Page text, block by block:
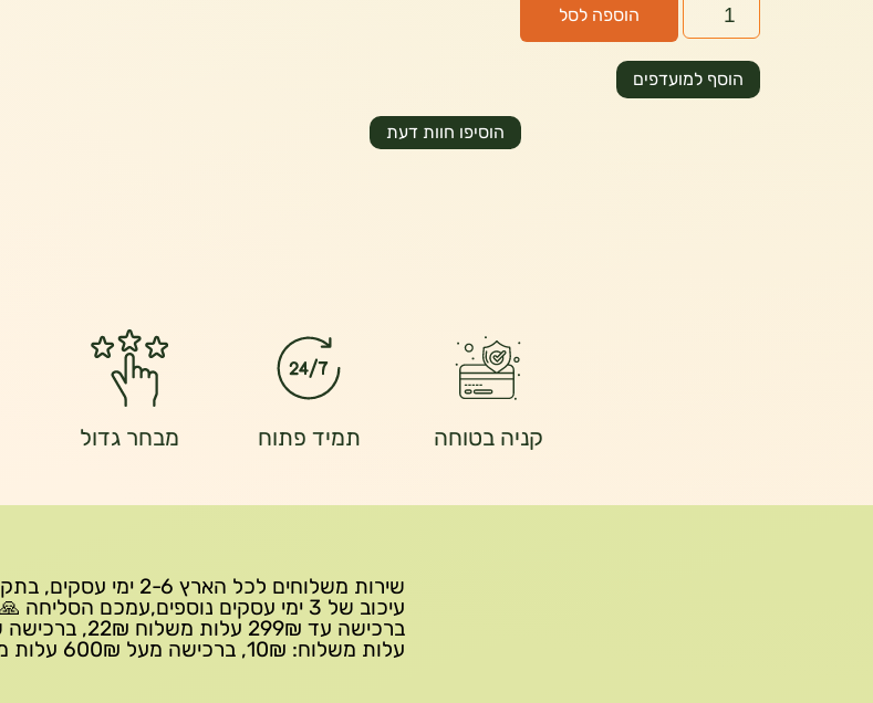
הוספה לסל
הוסיפו חוות דעת
הוסף למועדפים
קניה בטוחה תמיד פתוח מבחר גדול
שירות משלוחים לכל הארץ 2-6
עיכוב של 3 ימי עסקים נוספים,עמכם
עלות משלוח: 10₪, ברכישה מעל 600₪ עלות משלוח חינם